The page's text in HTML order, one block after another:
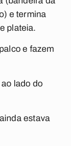
e termina
plateia.
e fazem
lado do
estava